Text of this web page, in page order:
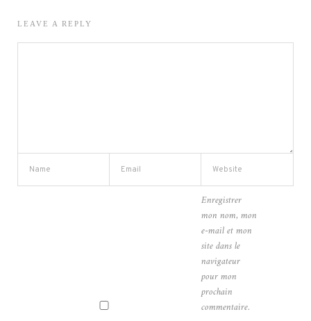
LEAVE A REPLY
Enregistrer
mon nom, mon
e-mail et mon
site dans le
navigateur
pour mon
prochain
commentaire.